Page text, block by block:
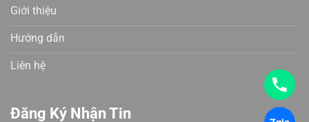
Giới thiệu
Hướng dẫn
Liên hệ
Đăng Ký Nhận Tin